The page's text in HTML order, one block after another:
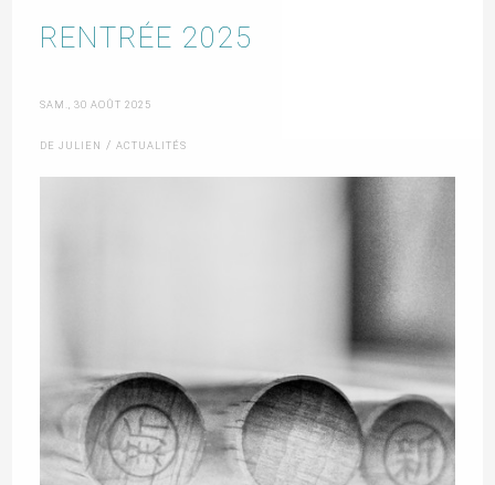
RENTRÉE 2025
SAM., 30 AOÛT 2025
DE JULIEN / ACTUALITÉS